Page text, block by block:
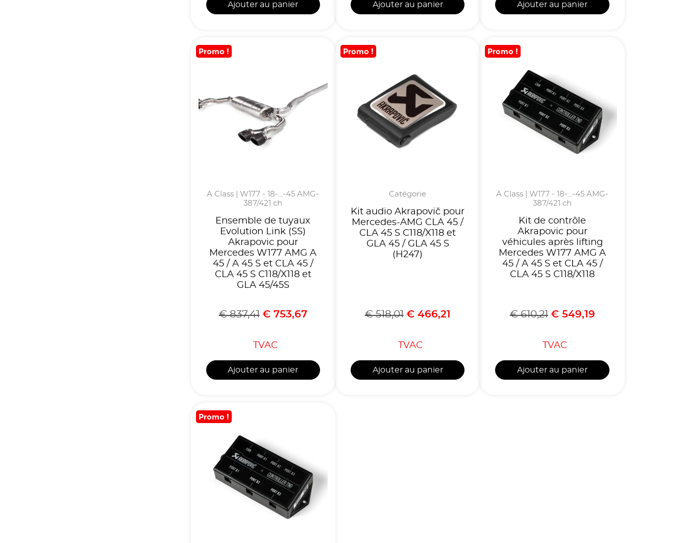
Ajouter au panier Ajouter au panier Ajouter au panier
Promo !
A Class | W177 - 18-...-45 AMG-
387/421 ch
Ensemble de tuyaux
Evolution Link (SS)
Akrapovic pour
Mercedes W177 AMG A
45 / A 45 S et CLA 45 /
CLA 45 S C118/X118 et
GLA 45/45S
€837,41 €753,67
TVAC
Ajouter au panier
Promo !
Catégorie
Kit audio Akrapovič pour
Mercedes-AMG CLA 45 /
CLA 45 S C118/X118 et
GLA 45 / GLA 45 S
(H247)
€518,01 €466,21
TVAC
Ajouter au panier
Promo !
A Class | W177 - 18-...-45 AMG-
387/421 ch
Kit de contrôle
Akrapovic pour
véhicules après lifting
Mercedes W177 AMG A
45 / A 45 S et CLA 45 /
CLA 45 S C118/X118
€610,21 €549,19
TVAC
Ajouter au panier
Promo !